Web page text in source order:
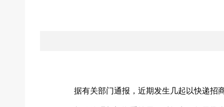
据有关部门通报，近期发生几起以快递招